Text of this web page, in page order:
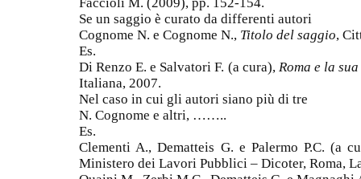
Faccioli M. (2009), pp. 152-154.
Se un saggio è curato da differenti autori
Cognome N. e Cognome N., Titolo del saggio,
Es.
Di Renzo E. e Salvatori F. (a cura), Roma e la
Italiana, 2007.
Nel caso in cui gli autori siano più di tre
N. Cognome e altri, ……..
Es.
Clementi A., Dematteis G. e Palermo P.C. (a
Ministero dei Lavori Pubblici – Dicoter, Roma,